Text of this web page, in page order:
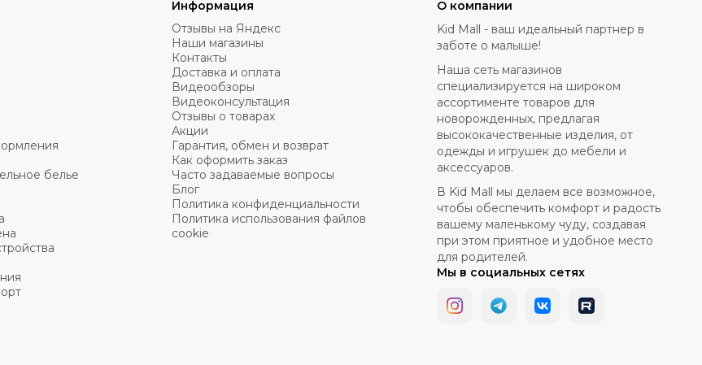
белье
Информация
Отзывы на Яндекс
Наши магазины
Контакты
Доставка и оплата
Видеообзоры
Видеоконсультация
Отзывы о товарах
Акции
Гарантия, обмен и возврат
Как оформить заказ
Часто задаваемые вопросы
Блог
Политика конфиденциальности
Политика использования файлов
cookie
О компании
Kid Mall - ваш идеальный партнер в
заботе о малыше!
Наша сеть магазинов
специализируется на широком
ассортименте товаров для
новорожденных, предлагая
высококачественные изделия, от
одежды и игрушек до мебели и
аксессуаров.
В Kid Mall мы делаем все возможное,
чтобы обеспечить комфорт и радость
вашему маленькому чуду, создавая
при этом приятное и удобное место
для родителей.
Мы в социальных сетях